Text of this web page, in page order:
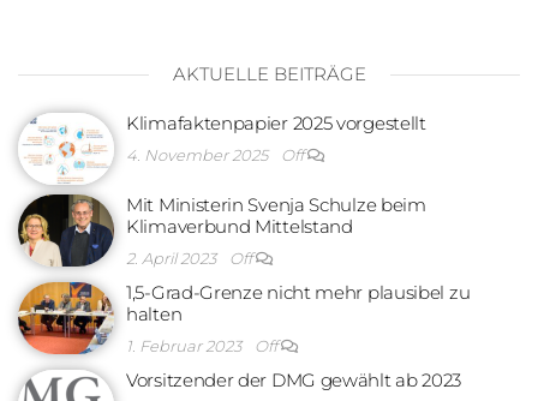
AKTUELLE BEITRÄGE
Klimafaktenpapier 2025 vorgestellt
4. November 2025 Off
Mit Ministerin Svenja Schulze beim
Klimaverbund Mittelstand
2. April 2023 Off
1,5-Grad-Grenze nicht mehr plausibel zu
halten
1. Februar 2023 Off
Vorsitzender der DMG gewählt ab 2023